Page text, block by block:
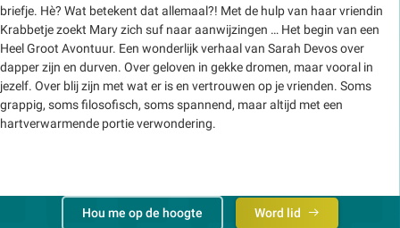
briefje. Hè? Wat betekent dat allemaal?! Met de hulp van haar vriendin
Krabbetje zoekt Mary zich suf naar aanwijzingen … Het begin van een
Heel Groot Avontuur. Een wonderlijk verhaal van Sarah Devos over
dapper zijn en durven. Over geloven in gekke dromen, maar vooral in
jezelf. Over blij zijn met wat er is en vertrouwen op je vrienden. Soms
grappig, soms filosofisch, soms spannend, maar altijd met een
hartverwarmende portie verwondering.
Hou me op de hoogte Word lid